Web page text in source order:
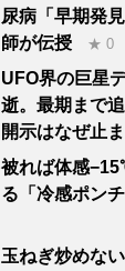
尿病「早期発
師が伝授
★ 0
UFO界の巨星
逝。最期まで
開示はなぜ止
被れば体感
る「冷感ポンチ
玉ねぎ炒めな